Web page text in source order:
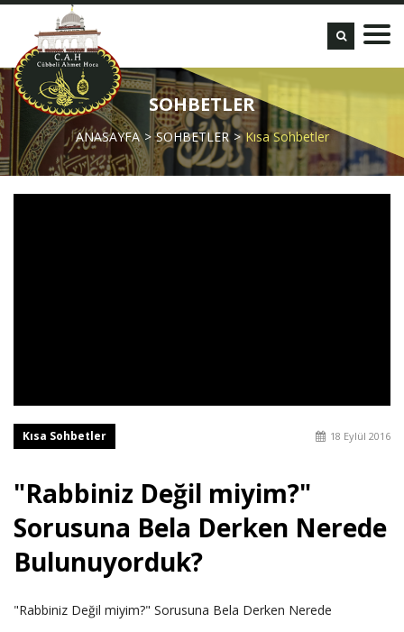
SOHBETLER
ANASAYFA SOHBETLER Kısa Sohbetler
Kısa Sohbetler 18 Eylül 2016
"Rabbiniz Değil miyim?"
Sorusuna Bela Derken Nerede
Bulunuyorduk?
"Rabbiniz Değil miyim?" Sorusuna Bela Derken Nerede